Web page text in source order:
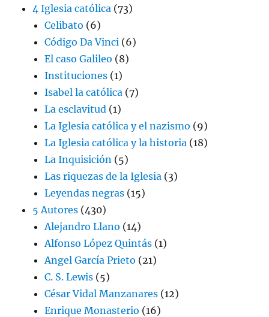
4 Iglesia católica (73)
Celibato (6)
Código Da Vinci (6)
El caso Galileo (8)
Instituciones (1)
Isabel la católica (7)
La esclavitud (1)
La Iglesia católica y el nazismo (9)
La Iglesia católica y la historia (18)
La Inquisición (5)
Las riquezas de la Iglesia (3)
Leyendas negras (15)
5 Autores (430)
Alejandro Llano (14)
Alfonso López Quintás (1)
Angel García Prieto (21)
C. S. Lewis (5)
César Vidal Manzanares (12)
Enrique Monasterio (16)